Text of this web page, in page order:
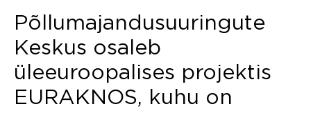
Põllumajandusuuringute
Keskus osaleb
üleeuroopalises projektis
EURAKNOS, kuhu on